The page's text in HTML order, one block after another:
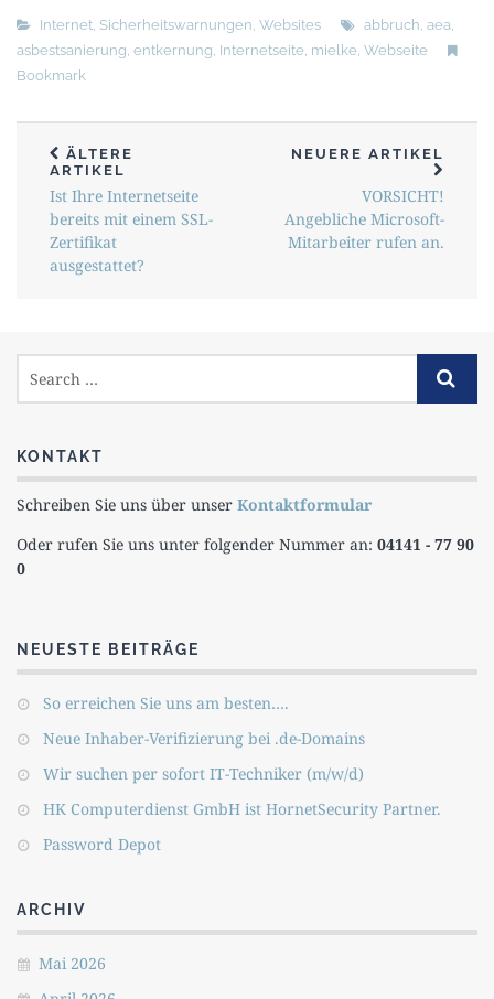
Internet Sicherheitswarnungen Websites abbruch aea
asbestsanierung entkernung Internetseite mielke Webseite
Bookmark
ÄLTERE
ARTIKEL
Ist Ihre Internetseite
bereits mit einem SSL-
Zertifikat
ausgestattet?
NEUERE ARTIKEL
VORSICHT!
Angebliche Microsoft-
Mitarbeiter rufen an.
KONTAKT
Schreiben Sie uns über unser Kontaktformular
Oder rufen Sie uns unter folgender Nummer an: 04141 - 77 90
0
NEUESTE BEITRÄGE
So erreichen Sie uns am besten….
Neue Inhaber-Verifizierung bei .de-Domains
Wir suchen per sofort IT-Techniker (m/w/d)
HK Computerdienst GmbH ist HornetSecurity Partner.
Password Depot
ARCHIV
Mai 2026